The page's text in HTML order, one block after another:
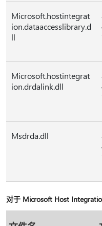
Microsoft.hostintegrat
ion.dataaccesslibrary.d
ll
Microsoft.hostintegrat
ion.drdalink.dll
Msdrda.dll
对于 Microsoft Host